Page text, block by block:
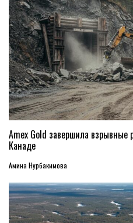
Amex Gold завершила взрывные
Канаде
Амина Нурбакимова